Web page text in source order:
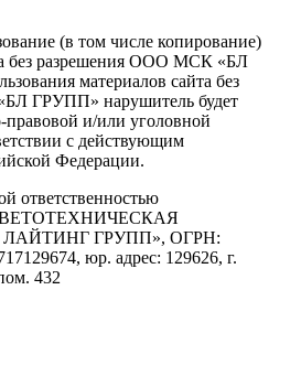
(в том числе копирование)
без разрешения ООО МСК «БЛ
материалов сайта без
ГРУПП» нарушитель будет
правовой и/или уголовной
с действующим
Федерации.
ответственностью
ГРУПП», ОГРН:
юр. адрес: 129626, г.
432